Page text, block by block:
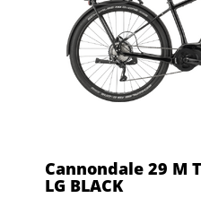
Cannondale 29 M
LG BLACK